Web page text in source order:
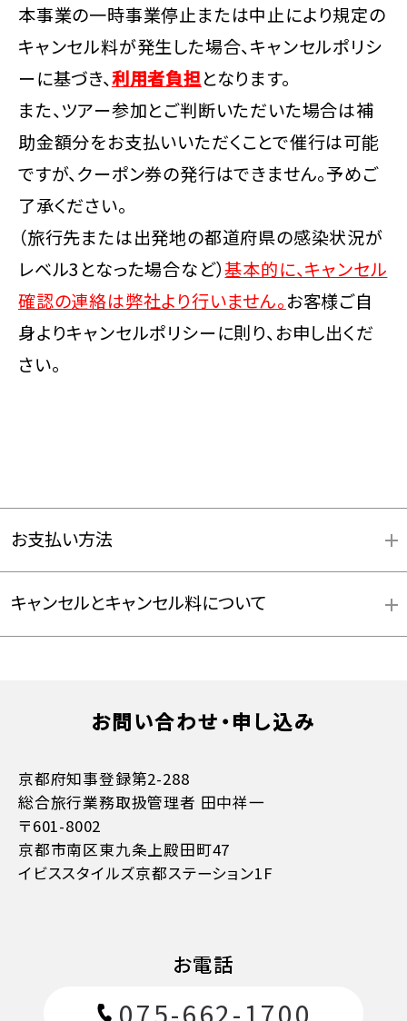
本事業の一時事業停止または中止により規定の
キャンセル料が発生した場合、キャンセルポリシ
ーに基づき、利用者負担となります。
また、ツアー参加とご判断いただいた場合は補
助金額分をお支払いいただくことで催行は可能
ですが、クーポン券の発行はできません。予めご
了承ください。
（旅行先または出発地の都道府県の感染状況が
レベル3となった場合など）基本的に、キャンセル
確認の連絡は弊社より行いません。お客様ご自
身よりキャンセルポリシーに則り、お申し出くだ
さい。
お支払い方法
お支払方法詳細はこちら
キャンセルとキャンセル料について
お問い合わせ・申し込み
京都府知事登録第2-288
総合旅行業務取扱管理者 田中祥一
〒601-8002
京都市南区東九条上殿田町47
イビススタイルズ京都ステーション1F
お電話
075-662-1700